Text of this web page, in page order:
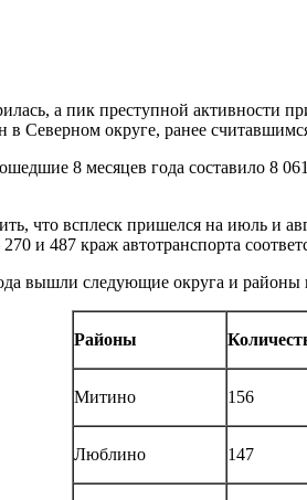
а пик преступной активности
Северном округе, ранее
8 месяцев года составило 8
что всплеск пришелся на июль и
и 487 краж автотранспорта
вышли следующие округа и районы
Районы
Митино 156
Люблино 147